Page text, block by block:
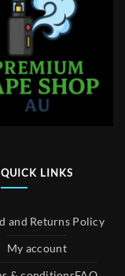
QUICK LINKS
and Returns Policy
My account